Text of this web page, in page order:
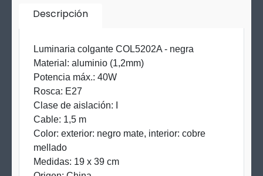
Descripción
Luminaria colgante COL5202A - negra
Material: aluminio (1,2mm)
Potencia máx.: 40W
Rosca: E27
Clase de aislación: I
Cable: 1,5 m
Color: exterior: negro mate, interior: cobre
mellado
Medidas: 19 x 39 cm